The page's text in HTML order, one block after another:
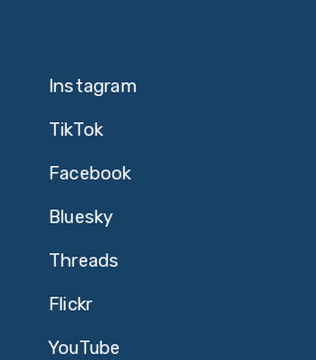
Instagram
TikTok
Facebook
Bluesky
Threads
Flickr
YouTube